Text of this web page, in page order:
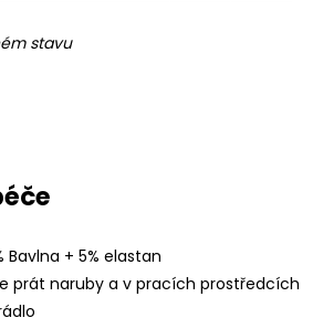
stavu
Bavlna + 5% elastan
prát naruby a v pracích prostředcích